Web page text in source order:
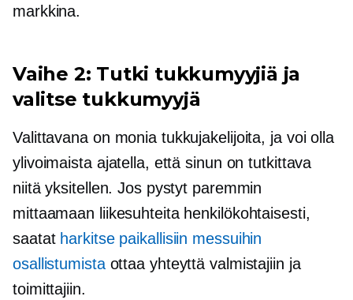
markkina.
Vaihe 2: Tutki tukkumyyjiä ja
valitse tukkumyyjä
Valittavana on monia tukkujakelijoita, ja voi olla
ylivoimaista ajatella, että sinun on tutkittava
niitä yksitellen. Jos pystyt paremmin
mittaamaan liikesuhteita henkilökohtaisesti,
saatat harkitse paikallisiin messuihin
osallistumistaottaa yhteyttä valmistajiin ja
toimittajiin.